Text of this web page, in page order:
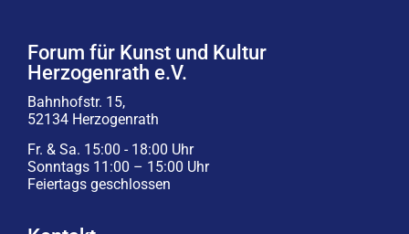
Forum für Kunst und Kultur
Herzogenrath e.V.
Bahnhofstr. 15,
52134 Herzogenrath
Fr. & Sa. 15:00 - 18:00 Uhr
Sonntags 11:00 – 15:00 Uhr
Feiertags geschlossen